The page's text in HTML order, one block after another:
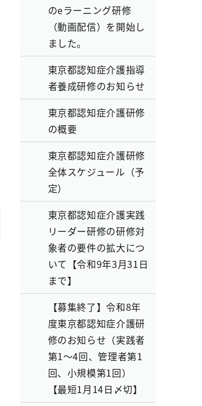
のeラーニング研修
（動画配信）を開始し
ました。
東京都認知症介護指導
者養成研修のお知らせ
東京都認知症介護研修
の概要
東京都認知症介護研修
全体スケジュール（予
定）
東京都認知症介護実践
リーダー研修の研修対
象者の要件の拡大につ
いて【令和9年3月31日
まで】
【募集終了】令和8年
度東京都認知症介護研
修のお知らせ（実践者
第1～4回、管理者第1
回、小規模第1回）
【最短1月14日〆切】